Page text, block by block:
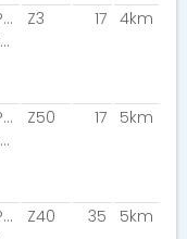
Vybíralová Pavla
Z3 17 4km
Vybíralová Pavla
Z50 17 5km
Vybíralová Pavla
Z40 35 5km